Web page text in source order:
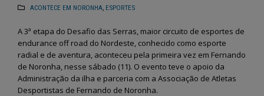
ACONTECE EM NORONHA, ESPORTES
A 3ª etapa do Desafio das Serras, maior circuito de esportes de
endurance off road do Nordeste, conhecido como esporte
radial e de aventura, aconteceu pela primeira vez em Fernando
de Noronha, nesse sábado (11). O evento teve o apoio da
Administração da ilha e parceria com a Associação de Atletas
Desportistas de Fernando de Noronha.